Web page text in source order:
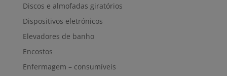
Discos e almofadas giratórios
Dispositivos eletrónicos
Elevadores de banho
Encostos
Enfermagem – consumíveis